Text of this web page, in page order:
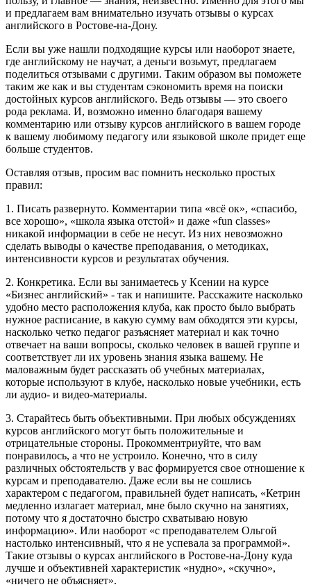
и предлагаем вам внимательно изучать отзывы о курсах
английского в Ростове-на-Дону.
Если вы уже нашли подходящие курсы или наоборот знаете,
где английскому не научат, а деньги возьмут, предлагаем
поделиться отзывами с другими. Таким образом вы поможете
таким же как и вы студентам сэкономить время на поиски
достойных курсов английского. Ведь отзывы — это своего
рода реклама. И, возможно именно благодаря вашему
комментарию или отзыву курсов английского в вашем городе
к вашему любимому педагогу или языковой школе придет еще
больше студентов.
Оставляя отзыв, просим вас помнить несколько простых
правил:
1. Писать развернуто. Комментарии типа «всё ок», «спасибо,
все хорошо», «школа языка отстой» и даже «fun classes»
никакой информации в себе не несут. Из них невозможно
сделать выводы о качестве преподавания, о методиках,
интенсивности курсов и результатах обучения.
2. Конкретика. Если вы занимаетесь у Ксении на курсе
«Бизнес английский» - так и напишите. Расскажите насколько
удобно место расположения клуба, как просто было выбрать
нужное расписание, в какую сумму вам обходятся эти курсы,
насколько четко педагог разъясняет материал и как точно
отвечает на ваши вопросы, сколько человек в вашей группе и
соответствует ли их уровень знания языка вашему. Не
маловажным будет рассказать об учебных материалах,
которые используют в клубе, насколько новые учебники, есть
ли аудио- и видео-материалы.
3. Старайтесь быть объективными. При любых обсуждениях
курсов английского могут быть положительные и
отрицательные стороны. Прокомментриуйте, что вам
понравилось, а что не устроило. Конечно, что в силу
различных обстоятельств у вас формируется свое отношение к
курсам и преподавателю. Даже если вы не сошлись
характером с педагогом, правильней будет написать, «Кетрин
медленно излагает материал, мне было скучно на занятиях,
потому что я достаточно быстро схватываю новую
информацию». Или наоборот «с преподавателем Ольгой
настолько интенсивный, что я не успевала за программой».
Такие отзывы о курсах английского в Ростове-на-Дону куда
лучше и объективней характеристик «нудно», «скучно»,
«ничего не объясняет».